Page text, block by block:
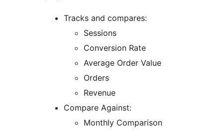
Tracks and compares:
Sessions
Conversion Rate
Average Order Value
Orders
Revenue
Compare Against:
Monthly Comparison